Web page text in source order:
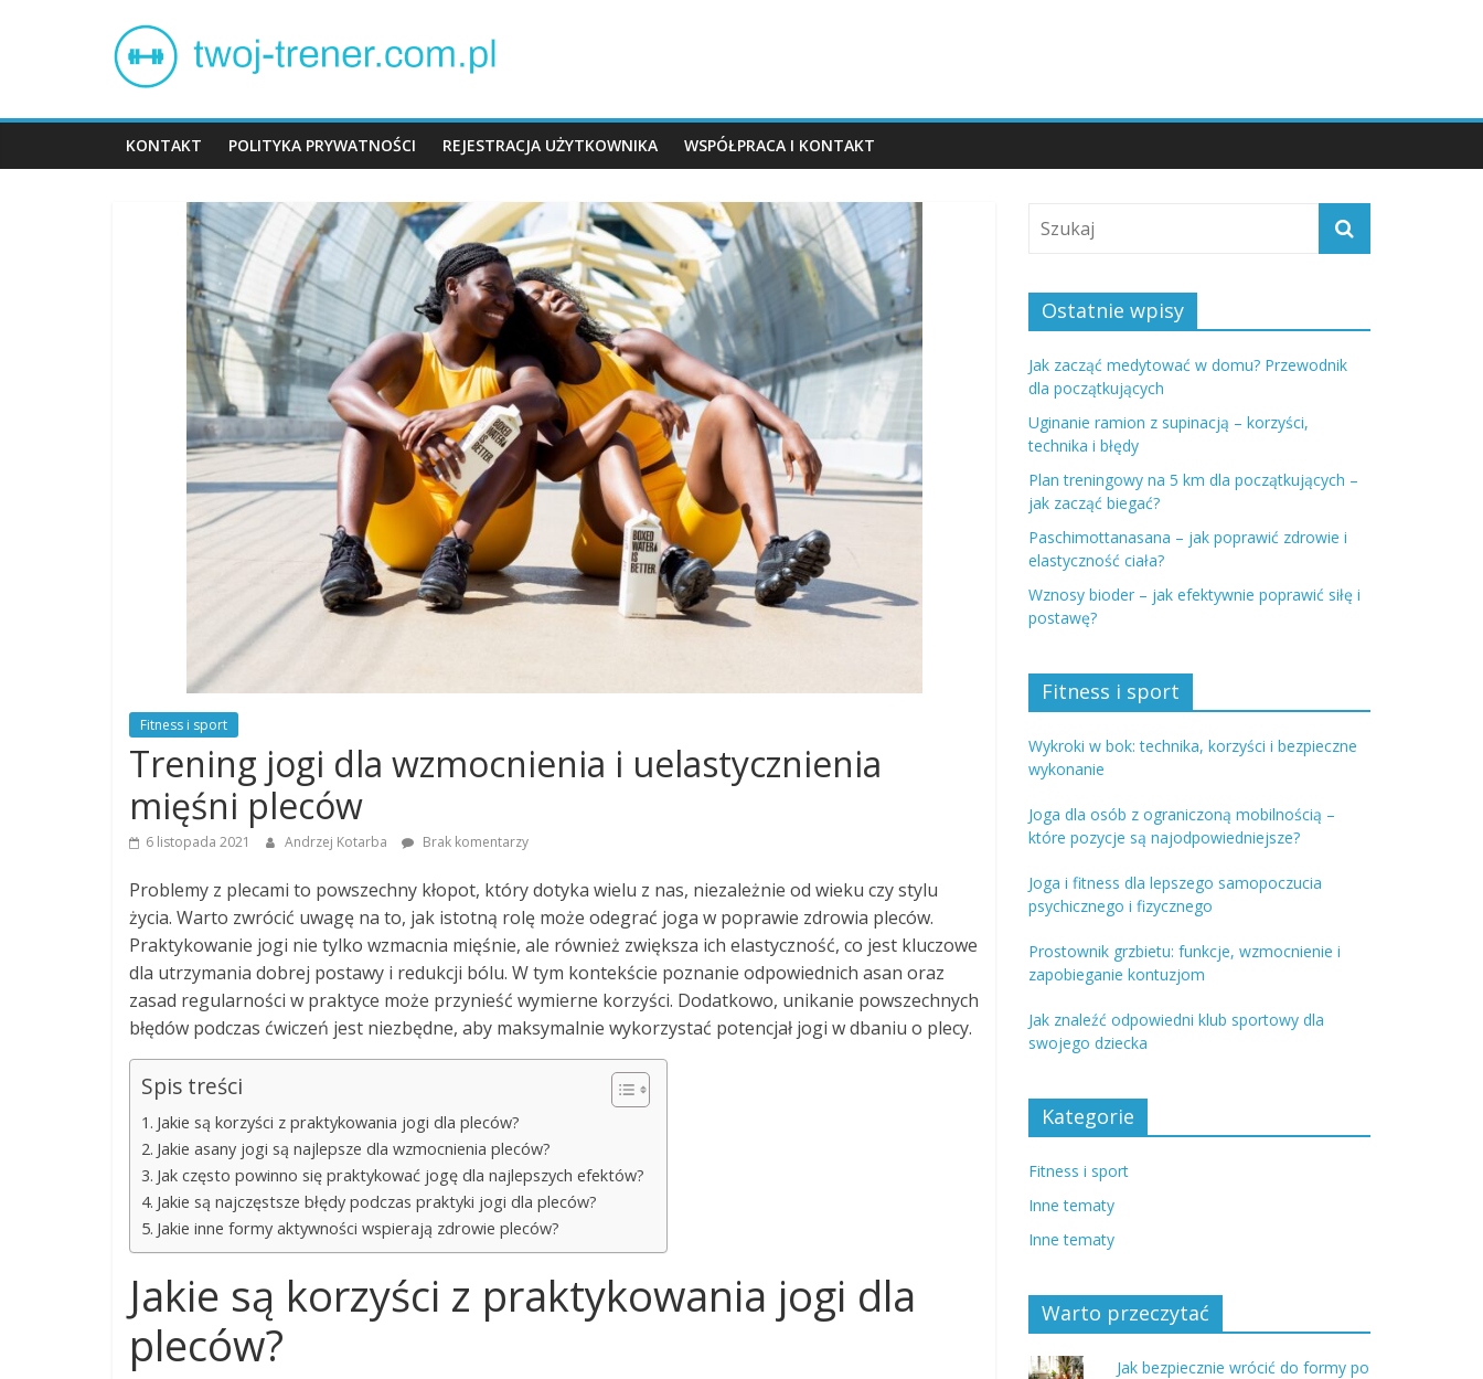
Twój
trener
KONTAKT POLITYKA PRYWATNOŚCI REJESTRACJA UŻYTKOWNIKA WSPÓŁPRACA I KONTAKT
Fitness i sport
Trening jogi dla wzmocnienia i uelastycznienia
mięśni pleców
6 listopada 2021 Andrzej Kotarba Brak komentarzy
Problemy z plecami to powszechny kłopot, który dotyka wielu z nas, niezależnie od wieku czy stylu
życia. Warto zwrócić uwagę na to, jak istotną rolę może odegrać joga w poprawie zdrowia pleców.
Praktykowanie jogi nie tylko wzmacnia mięśnie, ale również zwiększa ich elastyczność, co jest kluczowe
dla utrzymania dobrej postawy i redukcji bólu. W tym kontekście poznanie odpowiednich asan oraz
zasad regularności w praktyce może przynieść wymierne korzyści. Dodatkowo, unikanie powszechnych
błędów podczas ćwiczeń jest niezbędne, aby maksymalnie wykorzystać potencjał jogi w dbaniu o plecy.
Spis treści
Jakie są korzyści z praktykowania jogi dla pleców?
Jakie asany jogi są najlepsze dla wzmocnienia pleców?
Jak często powinno się praktykować jogę dla najlepszych efektów?
Jakie są najczęstsze błędy podczas praktyki jogi dla pleców?
Jakie inne formy aktywności wspierają zdrowie pleców?
Jakie są korzyści z praktykowania jogi dla
pleców?
Ostatnie wpisy
Jak zacząć medytować w domu? Przewodnik
dla początkujących
Uginanie ramion z supinacją – korzyści,
technika i błędy
Plan treningowy na 5 km dla początkujących –
jak zacząć biegać?
Paschimottanasana – jak poprawić zdrowie i
elastyczność ciała?
Wznosy bioder – jak efektywnie poprawić siłę i
postawę?
Fitness i sport
Wykroki w bok: technika, korzyści i bezpieczne
wykonanie
Joga dla osób z ograniczoną mobilnością –
które pozycje są najodpowiedniejsze?
Joga i fitness dla lepszego samopoczucia
psychicznego i fizycznego
Prostownik grzbietu: funkcje, wzmocnienie i
zapobieganie kontuzjom
Jak znaleźć odpowiedni klub sportowy dla
swojego dziecka
Kategorie
Fitness i sport
Inne tematy
Inne tematy
Warto przeczytać
Jak bezpiecznie wrócić do formy po